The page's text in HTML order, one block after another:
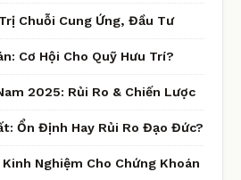
Chuỗi Cung Ứng, Đầu Tư
Cơ Hội Cho Quỹ Hưu Trí?
2025: Rủi Ro & Chiến Lược
Ổn Định Hay Rủi Ro Đạo Đức?
Nghiệm Cho Chứng Khoán